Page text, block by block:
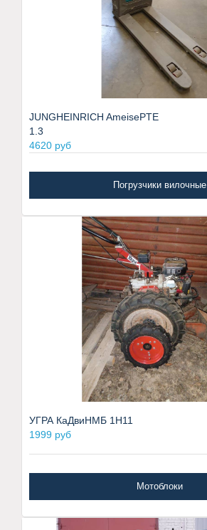
JUNGHEINRICH AmeisePTE
1.3
4620 руб
Погрузчики вилочные
УГРА КаДвиНМБ 1Н11
1999 руб
Мотоблоки